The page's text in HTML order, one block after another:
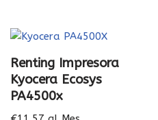
Renting Impresora
Kyocera Ecosys
PA4500x